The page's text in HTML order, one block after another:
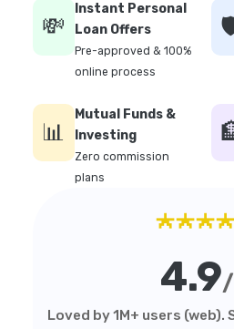
💸
Instant Personal
Loan Offers
Pre-approved & 100%
online process
📊
Mutual Funds &
Investing
Zero commission
plans
4.9
Loved by 1M+ users